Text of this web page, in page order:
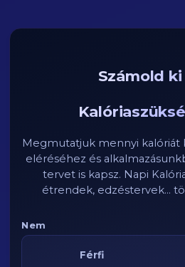
Számold
Megmutatjuk mennyi kalóriát
eléréséhez és
tervet is kapsz. Napi
étrendek, edzéstervek...
Nem
Férfi